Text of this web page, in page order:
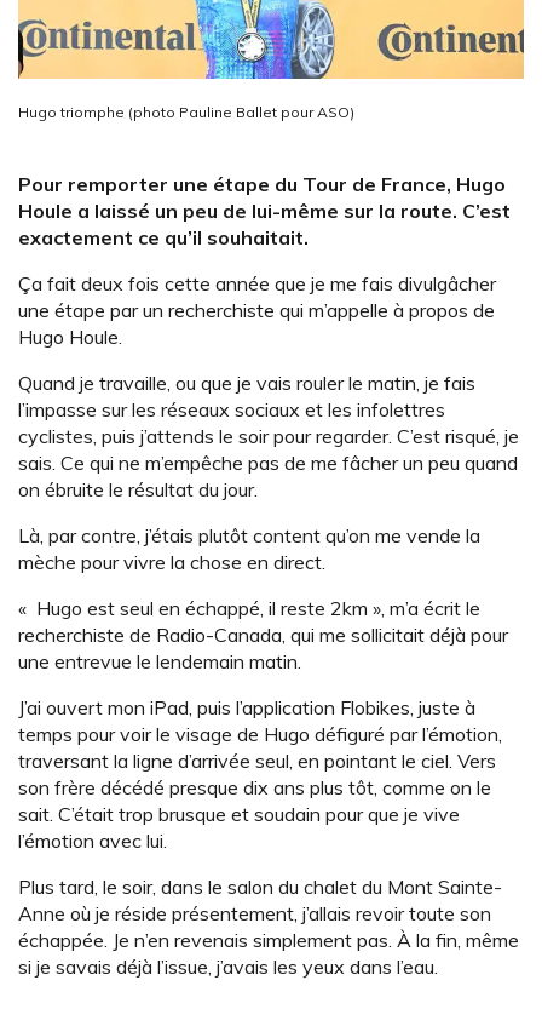
Hugo triomphe (photo Pauline Ballet pour ASO)
Pour remporter une étape du Tour de France, Hugo
Houle a laissé un peu de lui-même sur la route. C’est
exactement ce qu’il souhaitait.
Ça fait deux fois cette année que je me fais divulgâcher
une étape par un recherchiste qui m’appelle à propos de
Hugo Houle.
Quand je travaille, ou que je vais rouler le matin, je fais
l’impasse sur les réseaux sociaux et les infolettres
cyclistes, puis j’attends le soir pour regarder. C’est risqué, je
sais. Ce qui ne m’empêche pas de me fâcher un peu quand
on ébruite le résultat du jour.
Là, par contre, j’étais plutôt content qu’on me vende la
mèche pour vivre la chose en direct.
« Hugo est seul en échappé, il reste 2km », m’a écrit le
recherchiste de Radio-Canada, qui me sollicitait déjà pour
une entrevue le lendemain matin.
J’ai ouvert mon iPad, puis l’application Flobikes, juste à
temps pour voir le visage de Hugo défiguré par l’émotion,
traversant la ligne d’arrivée seul, en pointant le ciel. Vers
son frère décédé presque dix ans plus tôt, comme on le
sait. C’était trop brusque et soudain pour que je vive
l’émotion avec lui.
Plus tard, le soir, dans le salon du chalet du Mont Sainte-
Anne où je réside présentement, j’allais revoir toute son
échappée. Je n’en revenais simplement pas. À la fin, même
si je savais déjà l’issue, j’avais les yeux dans l’eau.